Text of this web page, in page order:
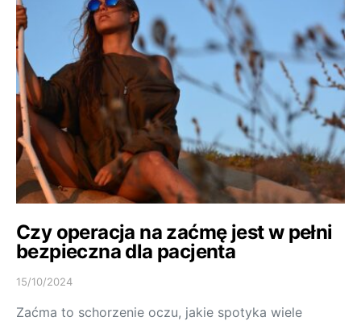
Czy operacja na zaćmę jest w pełni
bezpieczna dla pacjenta
15/10/2024
Zaćma to schorzenie oczu, jakie spotyka wiele